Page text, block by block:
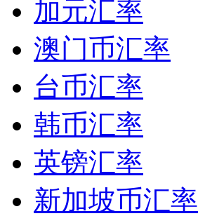
加元汇率
澳门币汇率
台币汇率
韩币汇率
英镑汇率
新加坡币汇率